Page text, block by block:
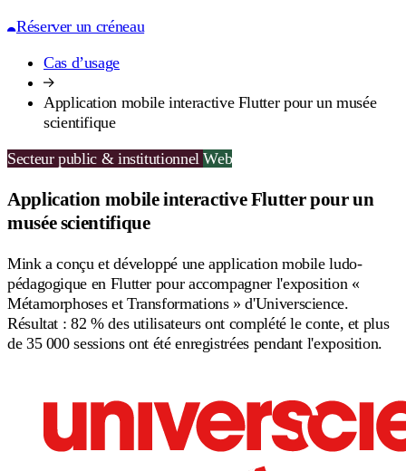
Réserver un créneau
Cas d’usage
Application mobile interactive Flutter pour un musée
scientifique
Secteur public & institutionnelWeb
Application mobile interactive Flutter pour un
musée scientifique
Mink a conçu et développé une application mobile ludo-
pédagogique en Flutter pour accompagner l'exposition «
Métamorphoses et Transformations » d'Universcience.
Résultat : 82 % des utilisateurs ont complété le conte, et plus
de 35 000 sessions ont été enregistrées pendant l'exposition.